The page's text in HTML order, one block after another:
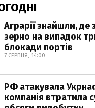
Аграрії знайшли, де
зерно на випадок
блокади портів
7 СЕРПНЯ, 14:00
РФ атакувала
компанія втратила